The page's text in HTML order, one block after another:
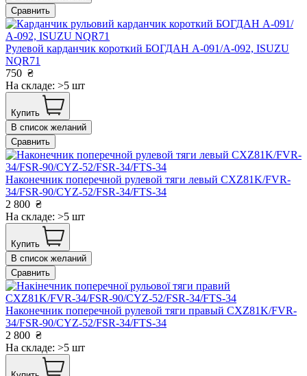
Сравнить
Рулевой карданчик короткий БОГДАН А-091/А-092, ISUZU
NQR71
750 ₴
На складе: >5 шт
Купить
В список желаний
Сравнить
Наконечник поперечной рулевой тяги левый CXZ81K/FVR-
34/FSR-90/CYZ-52/FSR-34/FTS-34
2 800 ₴
На складе: >5 шт
Купить
В список желаний
Сравнить
Наконечник поперечной рулевой тяги правый CXZ81K/FVR-
34/FSR-90/CYZ-52/FSR-34/FTS-34
2 800 ₴
На складе: >5 шт